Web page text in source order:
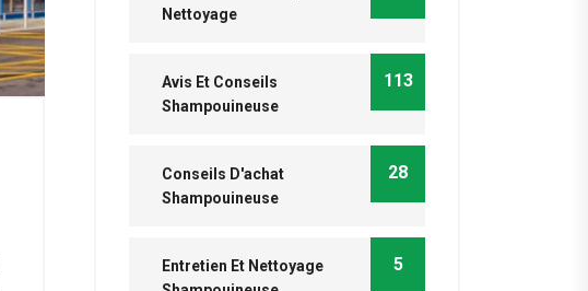
Nettoyage
Avis Et Conseils
Shampouineuse
113
Conseils D'achat
Shampouineuse
28
Entretien Et Nettoyage
5